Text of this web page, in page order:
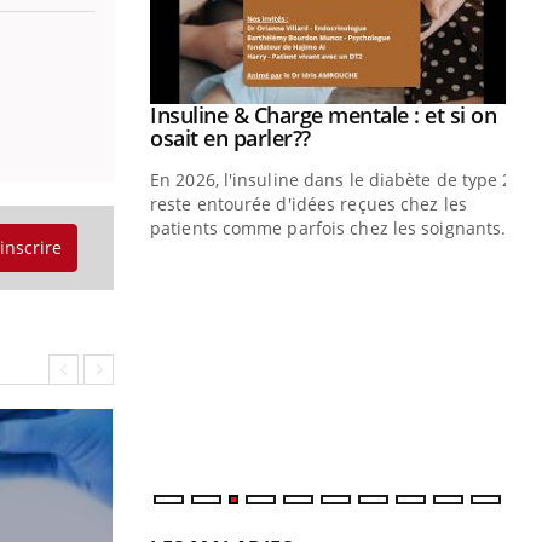
de la
ce qui la rend
Youtube
Insuline & Charge mentale : et si on
osait en parler??Youtube
En 2026, l'insuline dans le diabète de type 2
reste entourée d'idées reçues chez les
patients comme parfois chez les soignants.